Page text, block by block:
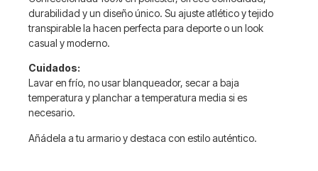
durabilidad y un diseño único. Su ajuste atlético y tejido
transpirable la hacen perfecta para deporte o un look
casual y moderno.
Cuidados:
Lavar en frío, no usar blanqueador, secar a baja
temperatura y planchar a temperatura media si es
necesario.
Añádela a tu armario y destaca con estilo auténtico.